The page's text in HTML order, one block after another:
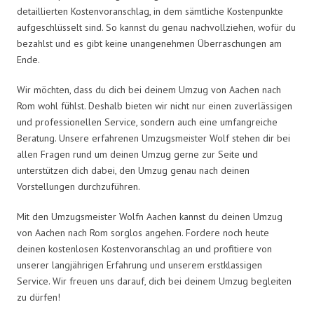
detaillierten Kostenvoranschlag, in dem sämtliche Kostenpunkte
aufgeschlüsselt sind. So kannst du genau nachvollziehen, wofür du
bezahlst und es gibt keine unangenehmen Überraschungen am
Ende.
Wir möchten, dass du dich bei deinem Umzug von Aachen nach
Rom wohl fühlst. Deshalb bieten wir nicht nur einen zuverlässigen
und professionellen Service, sondern auch eine umfangreiche
Beratung. Unsere erfahrenen Umzugsmeister Wolf stehen dir bei
allen Fragen rund um deinen Umzug gerne zur Seite und
unterstützen dich dabei, den Umzug genau nach deinen
Vorstellungen durchzuführen.
Mit den Umzugsmeister Wolfn Aachen kannst du deinen Umzug
von Aachen nach Rom sorglos angehen. Fordere noch heute
deinen kostenlosen Kostenvoranschlag an und profitiere von
unserer langjährigen Erfahrung und unserem erstklassigen
Service. Wir freuen uns darauf, dich bei deinem Umzug begleiten
zu dürfen!